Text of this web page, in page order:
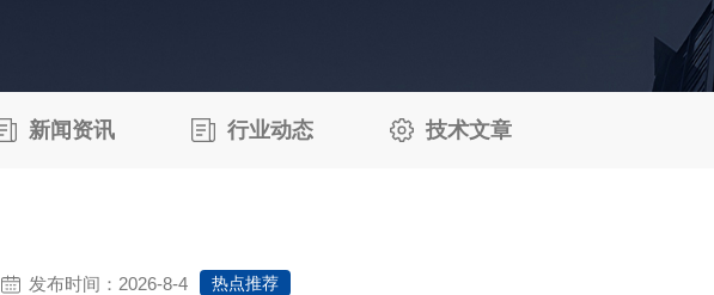
新闻资讯 行业动态 技术文章
发布时间：2026-8-4 热点推荐